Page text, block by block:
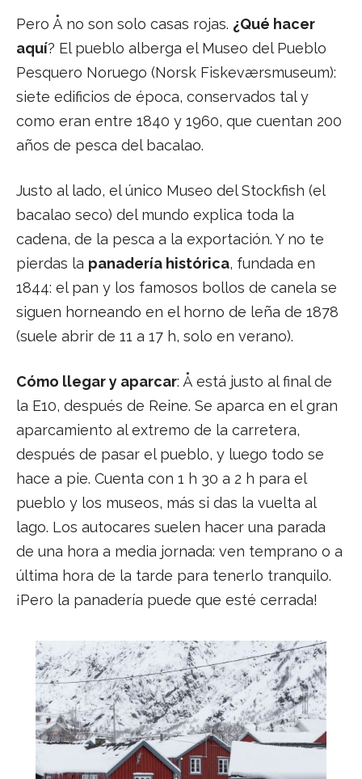
Pero Å no son solo casas rojas. ¿Qué hacer
aquí? El pueblo alberga el Museo del Pueblo
Pesquero Noruego (Norsk Fiskeværsmuseum):
siete edificios de época, conservados tal y
como eran entre 1840 y 1960, que cuentan 200
años de pesca del bacalao.
Justo al lado, el único Museo del Stockfish (el
bacalao seco) del mundo explica toda la
cadena, de la pesca a la exportación. Y no te
pierdas la panadería histórica, fundada en
1844: el pan y los famosos bollos de canela se
siguen horneando en el horno de leña de 1878
(suele abrir de 11 a 17 h, solo en verano).
Cómo llegar y aparcar: Å está justo al final de
la E10, después de Reine. Se aparca en el gran
aparcamiento al extremo de la carretera,
después de pasar el pueblo, y luego todo se
hace a pie. Cuenta con 1 h 30 a 2 h para el
pueblo y los museos, más si das la vuelta al
lago. Los autocares suelen hacer una parada
de una hora a media jornada: ven temprano o a
última hora de la tarde para tenerlo tranquilo.
¡Pero la panadería puede que esté cerrada!